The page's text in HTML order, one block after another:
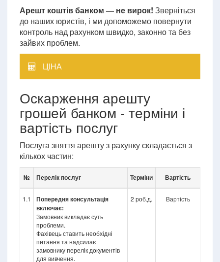
Арешт коштів банком — не вирок! Зверніться
до наших юристів, і ми допоможемо повернути
контроль над рахунком швидко, законно та без
зайвих проблем.
ЦІНА
Оскарження арешту
грошей банком - терміни і
вартість послуг
Послуга зняття арешту з рахунку складається з
кількох частин:
№ Перелік послуг Терміни Вартість
1.1
Попередня консультація
включає:
Замовник викладає суть
проблеми.
Фахівець ставить необхідні
питання та надсилає
замовнику перелік документів
для вивчення.
2 роб.д. Вартість